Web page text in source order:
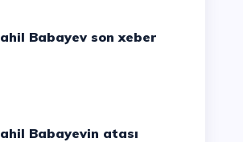
Sahil Babayev son xeber